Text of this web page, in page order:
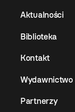
Aktualności
Biblioteka
Kontakt
Wydawnictwo
Partnerzy